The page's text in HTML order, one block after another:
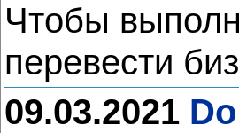
Чтобы
перевести
09.03.2021